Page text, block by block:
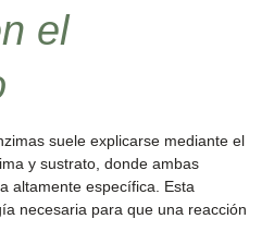
el
suele explicarse mediante el
y sustrato, donde ambas
altamente específica. Esta
necesaria para que una reacción